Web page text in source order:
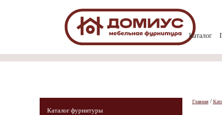
Каталог
Каталог фурнитуры
Главная/